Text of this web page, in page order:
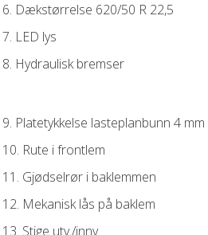
6. Dækstørrelse 620/50 R 22,5
7. LED lys
8. Hydraulisk bremser
9. Platetykkelse lasteplanbunn 4 mm
10. Rute i frontlem
11. Gjødselrør i baklemmen
12. Mekanisk lås på baklem
13. Stige utv./innv.